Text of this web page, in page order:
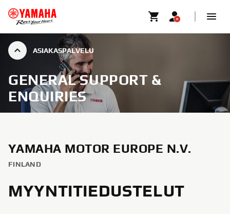
ASIAKASPALVELU
GENERAL SUPPORT &
ENQUIRIES
YAMAHA MOTOR EUROPE N.V.
FINLAND
MYYNTITIEDUSTELUT